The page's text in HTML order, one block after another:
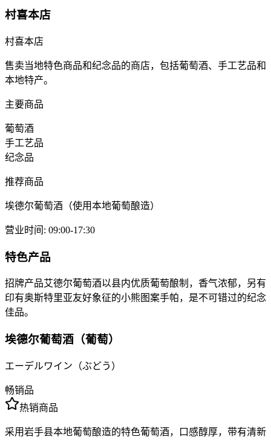
村喜本店
村喜本店
售卖当地特色商品和纪念品的商店，包括葡萄酒、手工艺品和
本地特产。
主要商品
葡萄酒
手工艺品
纪念品
推荐商品
埃德尔葡萄酒（使用本地葡萄酿造）
营业时间 : 09:00-17:30
特色产品
招牌产品艾德尔葡萄酒以县内优质葡萄酿制，香气浓郁，另有
印有奥斯特里亚友好象征的小熊图案手帕，是不可错过的纪念
佳品。
埃德尔葡萄酒（葡萄）
エーデルワイン（ぶどう）
畅销品
热销商品
采用岩手县本地葡萄酿造的特色葡萄酒，口感醇厚，带有清新